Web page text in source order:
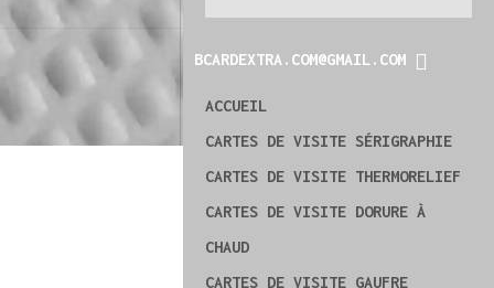
BCARDEXTRA.COM@GMAIL.COM
ACCUEIL
CARTES DE VISITE SÉRIGRAPHIE
CARTES DE VISITE THERMORELIEF
CARTES DE VISITE DORURE À
CHAUD
CARTES DE VISITE GAUFRE